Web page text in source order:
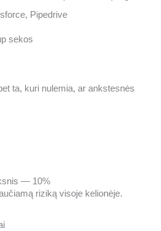
Pipedrive
sekos
ta, kuri nulemia, ar ankstesnės
— 10%
riziką visoje kelionėje.